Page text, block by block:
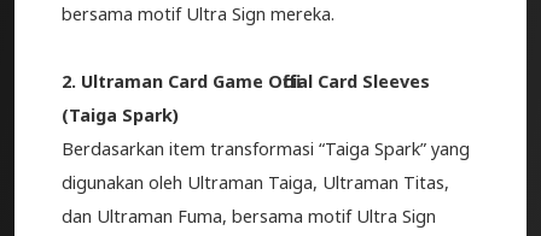
bersama motif Ultra Sign mereka.
2. Ultraman Card Game Official Card Sleeves
(Taiga Spark)
Berdasarkan item transformasi “Taiga Spark” yang
digunakan oleh Ultraman Taiga, Ultraman Titas,
dan Ultraman Fuma, bersama motif Ultra Sign